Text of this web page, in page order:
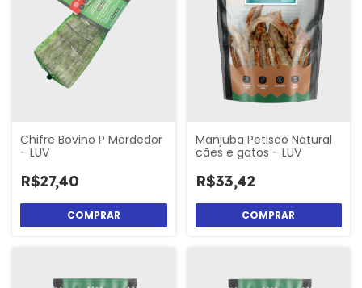
Chifre Bovino P Mordedor
- LUV
R$27,40
Manjuba Petisco Natural
cães e gatos - LUV
R$33,42